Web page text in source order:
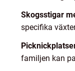
Skogsstigar
specifika
familjen kan